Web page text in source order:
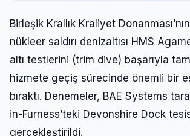
Birleşik Krallık Kraliyet
nükleer saldırı denizaltısı HMS
altı testlerini (trim dive) başarıyla
hizmete geçiş sürecinde önemli bir
bıraktı. Denemeler, BAE Systems
in-Furness’teki Devonshire Dock
gerçekleştirildi.